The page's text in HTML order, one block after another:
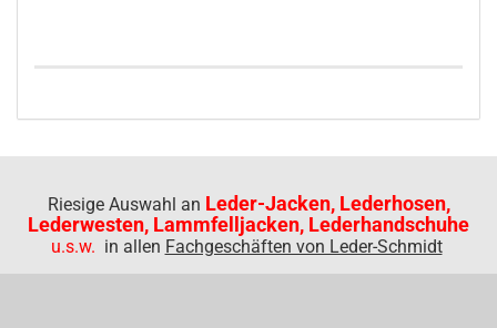
Riesige Auswahl an Leder-Jacken, Lederhosen,
Lederwesten, Lammfelljacken, Lederhandschuhe
u.s.w. in allen Fachgeschäften von Leder-Schmidt